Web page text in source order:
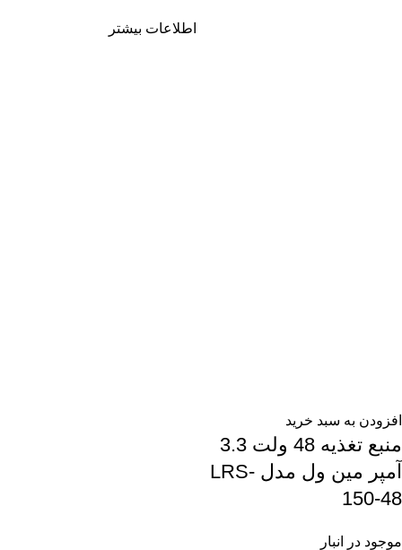
اطلاعات بیشتر
افزودن به سبد خرید
منبع تغذیه 48 ولت 3.3
آمپر مین ول مدل LRS-
150-48
موجود در انبار